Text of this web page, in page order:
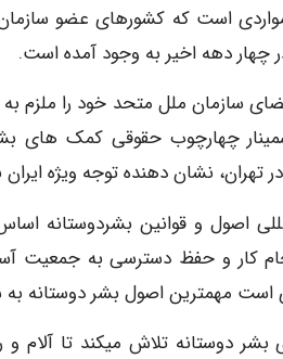
چهار دهه اخیر به وجود آمده است.
سازمان ملل متحد خود را ملزم
چهارچوب حقوقی کمک های
اصول و قوانین بشردوستانه
کار و حفظ دسترسی به جمعیت
مهمترین اصول بشر دوستانه به
دوستانه تلاش میکند تا آلام و